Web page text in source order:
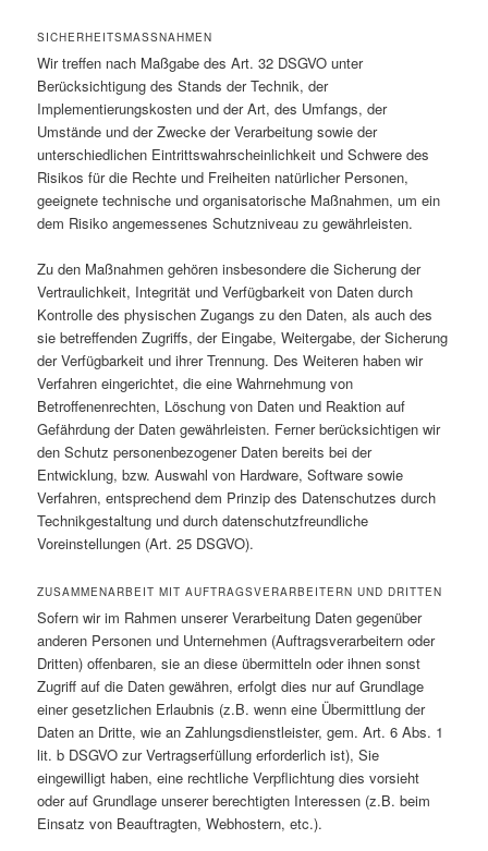
SICHERHEITSMASSNAHMEN
Wir treffen nach Maßgabe des Art. 32 DSGVO unter
Berücksichtigung des Stands der Technik, der
Implementierungskosten und der Art, des Umfangs, der
Umstände und der Zwecke der Verarbeitung sowie der
unterschiedlichen Eintrittswahrscheinlichkeit und Schwere des
Risikos für die Rechte und Freiheiten natürlicher Personen,
geeignete technische und organisatorische Maßnahmen, um ein
dem Risiko angemessenes Schutzniveau zu gewährleisten.
Zu den Maßnahmen gehören insbesondere die Sicherung der
Vertraulichkeit, Integrität und Verfügbarkeit von Daten durch
Kontrolle des physischen Zugangs zu den Daten, als auch des
sie betreffenden Zugriffs, der Eingabe, Weitergabe, der Sicherung
der Verfügbarkeit und ihrer Trennung. Des Weiteren haben wir
Verfahren eingerichtet, die eine Wahrnehmung von
Betroffenenrechten, Löschung von Daten und Reaktion auf
Gefährdung der Daten gewährleisten. Ferner berücksichtigen wir
den Schutz personenbezogener Daten bereits bei der
Entwicklung, bzw. Auswahl von Hardware, Software sowie
Verfahren, entsprechend dem Prinzip des Datenschutzes durch
Technikgestaltung und durch datenschutzfreundliche
Voreinstellungen (Art. 25 DSGVO).
ZUSAMMENARBEIT MIT AUFTRAGSVERARBEITERN UND DRITTEN
Sofern wir im Rahmen unserer Verarbeitung Daten gegenüber
anderen Personen und Unternehmen (Auftragsverarbeitern oder
Dritten) offenbaren, sie an diese übermitteln oder ihnen sonst
Zugriff auf die Daten gewähren, erfolgt dies nur auf Grundlage
einer gesetzlichen Erlaubnis (z.B. wenn eine Übermittlung der
Daten an Dritte, wie an Zahlungsdienstleister, gem. Art. 6 Abs. 1
lit. b DSGVO zur Vertragserfüllung erforderlich ist), Sie
eingewilligt haben, eine rechtliche Verpflichtung dies vorsieht
oder auf Grundlage unserer berechtigten Interessen (z.B. beim
Einsatz von Beauftragten, Webhostern, etc.).